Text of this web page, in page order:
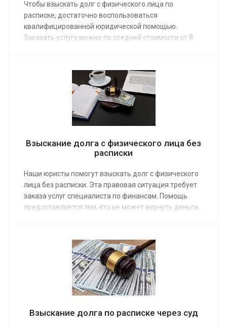
Чтобы взыскать долг с физического лица по
расписке, достаточно воспользоваться
квалифицированной юридической помощью.
Заказать услугу можно по средней стоимости от 8
пользуясь проверенными алгоритмами
сотрудничества, действуя исключительно
законными методами.
Взыскание долга с физического лица без
расписки
Наши юристы помогут взыскать долг с физического
лица без расписки. Эта правовая ситуация требует
заказа услуг специалиста по финансам. Помощь
предоставляется тем, кто не может вернуть деньги,
стоимость работы специалиста от 10 000 руб.
Взыскание долга по расписке через суд